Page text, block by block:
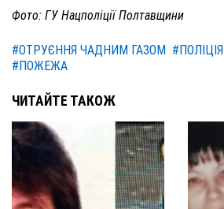
Фото: ГУ Нацполіції Полтавщини
#ОТРУЄННЯ ЧАДНИМ ГАЗОМ #ПОЛІЦІЯ
#ПОЖЕЖА
ЧИТАЙТЕ ТАКОЖ